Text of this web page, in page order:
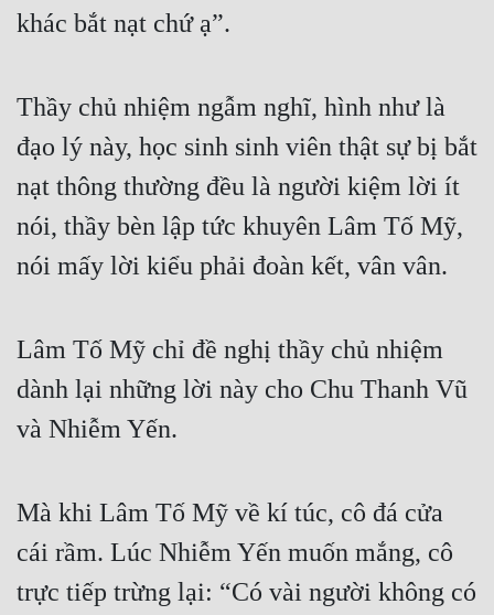
khác bắt nạt chứ ạ”.
Thầy chủ nhiệm ngẫm nghĩ, hình như là
đạo lý này, học sinh sinh viên thật sự bị bắt
nạt thông thường đều là người kiệm lời ít
nói, thầy bèn lập tức khuyên Lâm Tố Mỹ,
nói mấy lời kiểu phải đoàn kết, vân vân.
Lâm Tố Mỹ chỉ đề nghị thầy chủ nhiệm
dành lại những lời này cho Chu Thanh Vũ
và Nhiễm Yến.
Mà khi Lâm Tố Mỹ về kí túc, cô đá cửa
cái rầm. Lúc Nhiễm Yến muốn mắng, cô
trực tiếp trừng lại: “Có vài người không có